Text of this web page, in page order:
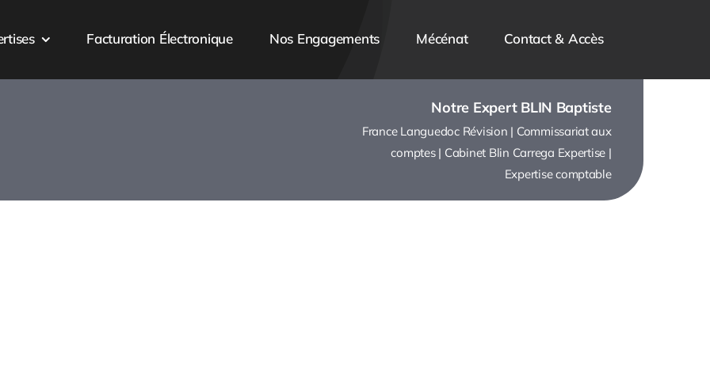
Facturation Électronique Nos Engagements Mécénat Contact & Accès
Notre Expert BLIN Baptiste
France Languedoc Révision | Commissariat aux
comptes | Cabinet Blin Carrega Expertise |
Expertise comptable